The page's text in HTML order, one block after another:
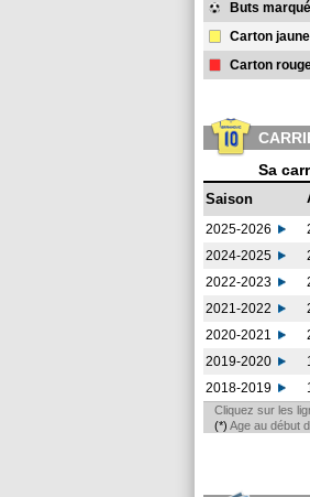
Buts
Carton jaune
Carton
Sa
Saison
2025-2026
2024-2025
2022-2023
2021-2022
2020-2021
2019-2020
2018-2019
Cliquez sur les
(*) Age au début